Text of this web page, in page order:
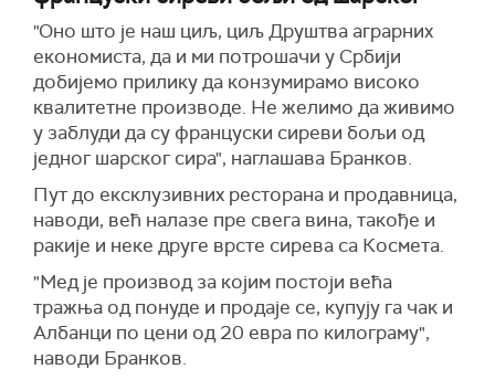
"Оно што је наш циљ, циљ Друштва аграрних
економиста, да и ми потрошачи у Србији
добијемо прилику да конзумирамо високо
квалитетне производе. Не желимо да живимо
у заблуди да су француски сиреви бољи од
једног шарског сира", наглашава Бранков.
Пут до ексклузивних ресторана и продавница,
наводи, већ налазе пре свега вина, такође и
ракије и неке друге врсте сирева са Космета.
"Мед је производ за којим постоји већа
тражња од понуде и продаје се, купују га чак и
Албанци по цени од 20 евра по килограму",
наводи Бранков.